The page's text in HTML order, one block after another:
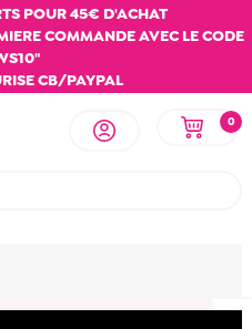
POUR 45€ D'ACHAT
COMMANDE AVEC LE CODE
CB/PAYPAL
0